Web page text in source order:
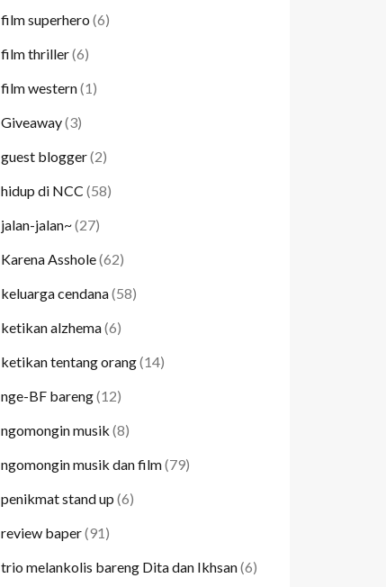
film superhero (6)
film thriller(6)
film western(1)
Giveaway(3)
guest blogger(2)
hidup di NCC (58)
jalan-jalan~(27)
Karena Asshole(62)
keluarga cendana(58)
ketikan alzhema(6)
ketikan tentang orang(14)
nge-BF bareng(12)
ngomongin musik (8)
ngomongin musik dan film(79)
penikmat stand up (6)
review baper(91)
trio melankolis bareng Dita dan Ikhsan(6)